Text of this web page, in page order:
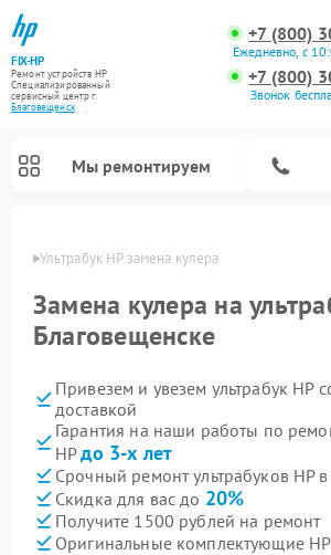
FIX-HP
Ремонт устройств HP
Специализированный
cервисный центр г.
Благовещенск
+7 (800)
Ежедневно, с
+7 (800)
Звонок
Мы ремонтируем
Ультрабук HP замена кулера
Замена кулера на
Благовещенске
Привезем и увезем ультрабук HP
доставкой
Гарантия на наши работы по
HPдо 3-х лет
Срочный ремонт ультрабуков HP
Скидка для вас до 20%
Получите 1500 рублей на ремонт
Оригинальные комплектующие HP